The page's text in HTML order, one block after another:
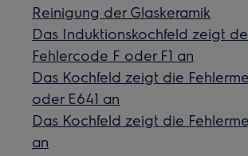
Reinigung der Glaskeramik
Das Induktionskochfeld zeigt
Fehlercode F oder F1 an
Das Kochfeld zeigt die
oder E641 an
Das Kochfeld zeigt die
an